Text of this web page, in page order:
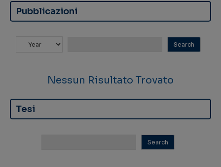
Pubblicazioni
Nessun Risultato Trovato
Tesi